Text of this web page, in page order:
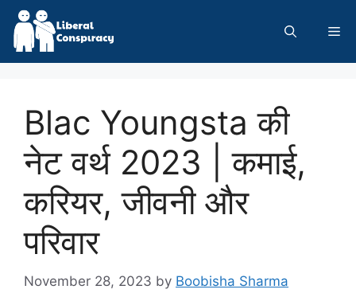
Skip
content
Blac Youngsta की
नेट वर्थ 2023 | कमाई,
करियर, जीवनी और
परिवार
November 28, 2023 by Boobisha Sharma